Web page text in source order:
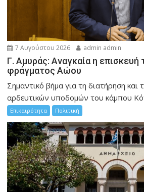
7 Αυγούστου 2026 admin admin
Γ. Αμυράς: Αναγκαία η επισκευή
φράγματος Αώου
Σημαντικό βήμα για τη διατήρηση
αρδευτικών υποδομών του κάμπου
Επικαιρότητα Πολιτική